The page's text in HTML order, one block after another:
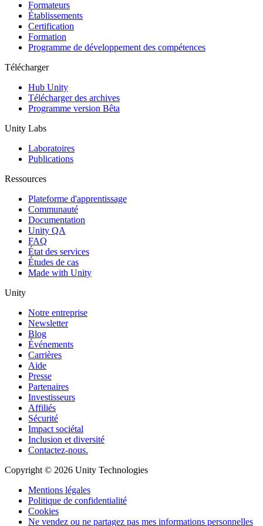
Jeux XR
Lancez des jeux XR sur plusieurs plateformes
Jeux multijoueur
Simplifiez le développement de jeux multijoueurs
Formateurs
Établissements
Certification
Formation
Programme de développement des compétences
Télécharger
Hub Unity
Télécharger des archives
Programme version Bêta
Unity Labs
Laboratoires
Publications
Ressources
Plateforme d'apprentissage
Communauté
Documentation
Unity QA
FAQ
État des services
Études de cas
Made with Unity
Unity
Notre entreprise
Newsletter
Blog
Événements
Carrières
Aide
Presse
Partenaires
Investisseurs
Affiliés
Sécurité
Impact sociétal
Inclusion et diversité
Contactez-nous.
Copyright © 2026 Unity Technologies
Mentions légales
Politique de confidentialité
Cookies
Ne vendez ou ne partagez pas mes informations personnelles